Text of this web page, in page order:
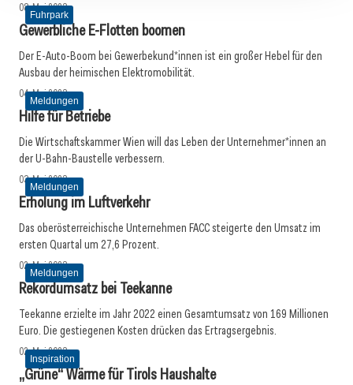
Fuhrpark
08. Mai 2023
Gewerbliche E-Flotten boomen
Der E-Auto-Boom bei Gewerbekund*innen ist ein großer Hebel für den
Ausbau der heimischen Elektromobilität.
Meldungen
04. Mai 2023
Hilfe für Betriebe
Die Wirtschaftskammer Wien will das Leben der Unternehmer*innen an
der U-Bahn-Baustelle verbessern.
Meldungen
03. Mai 2023
Erholung im Luftverkehr
Das oberösterreichische Unternehmen FACC steigerte den Umsatz im
ersten Quartal um 27,6 Prozent.
Meldungen
02. Mai 2023
Rekordumsatz bei Teekanne
Teekanne erzielte im Jahr 2022 einen Gesamtumsatz von 169 Millionen
Euro. Die gestiegenen Kosten drücken das Ertragsergebnis.
Inspiration
02. Mai 2023
„Grüne“ Wärme für Tirols Haushalte